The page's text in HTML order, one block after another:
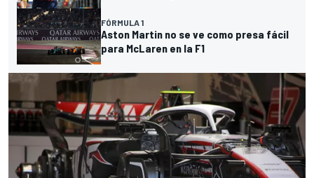
FÓRMULA 1
Aston Martin no se ve como presa fácil
para McLaren en la F1